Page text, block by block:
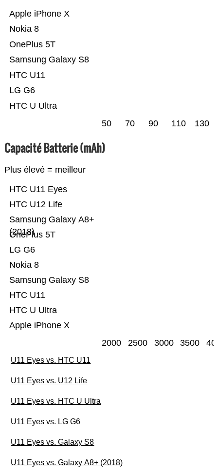
HTC U Ultra
LG G6
HTC U11
Samsung Galaxy S8
OnePlus 5T
Nokia 8
Apple iPhone X
50 70 90 110 130
Capacité Batterie (mAh)
Plus élevé = meilleur
Apple iPhone X
HTC U Ultra
HTC U11
Samsung Galaxy S8
Nokia 8
LG G6
OnePlus 5T
Samsung Galaxy A8+
(2018)
HTC U12 Life
HTC U11 Eyes
2000 2500 3000 3500
U11 Eyes vs. HTC U11
U11 Eyes vs. U12 Life
U11 Eyes vs. HTC U Ultra
U11 Eyes vs. LG G6
U11 Eyes vs. Galaxy S8
U11 Eyes vs. Galaxy A8+ (2018)